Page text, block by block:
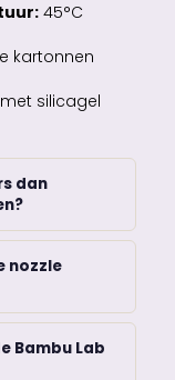
45°C
kartonnen
silicagel
dan
nozzle
Bambu Lab